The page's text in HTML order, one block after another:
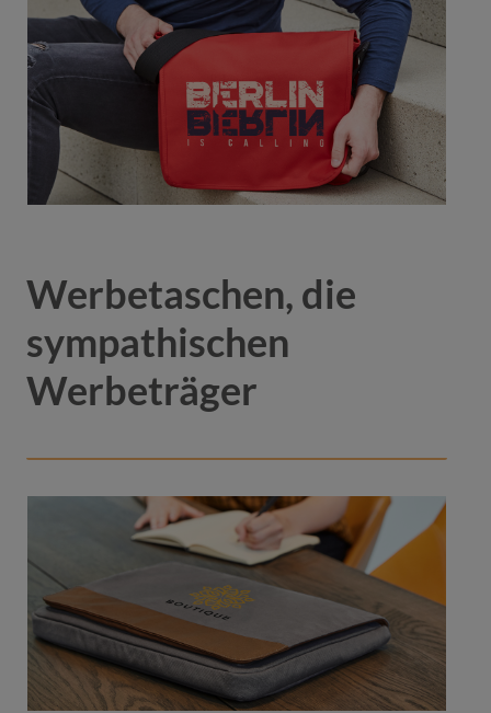
Werbetaschen, die
sympathischen
Werbeträger